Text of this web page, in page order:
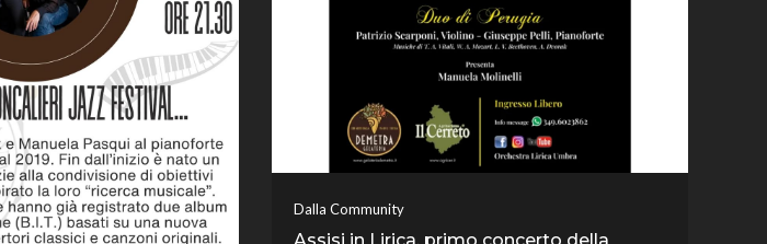
Dalla Community